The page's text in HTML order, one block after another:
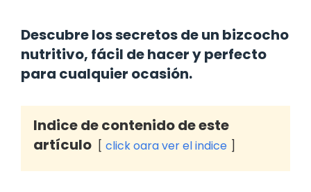
Descubre los secretos de un bizcocho
nutritivo, fácil de hacer y perfecto
para cualquier ocasión.
Indice de contenido de este
artículo
click oara ver el indice